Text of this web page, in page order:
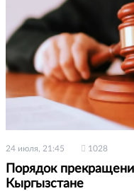
24 июля, 21:45 1028
Порядок
Кыргызстане